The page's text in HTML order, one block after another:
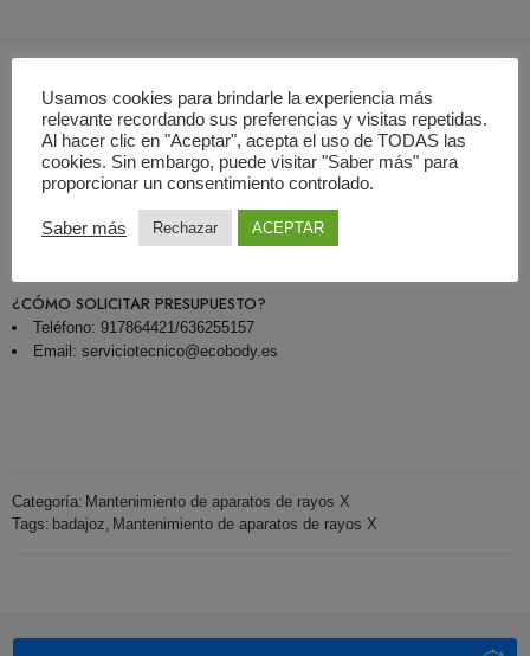
Descripción
¿QUÉ INCLUYE LA OFERTA?
Servicio de mantenimiento preventivo de aparatos de rayos X
Informe emitido por empresa autorizada por el CSN
¿CÓMO SOLICITAR PRESUPUESTO?
Teléfono: 917864421/636255157
Email: serviciotecnico@ecobody.es
Categoría: Mantenimiento de aparatos de rayos X
Tags: badajoz Mantenimiento de aparatos de rayos X
Usamos cookies para brindarle la experiencia más
relevante recordando sus preferencias y visitas repetidas.
Al hacer clic en "Aceptar", acepta el uso de TODAS las
cookies. Sin embargo, puede visitar "Saber más" para
proporcionar un consentimiento controlado.
Saber más Rechazar ACEPTAR